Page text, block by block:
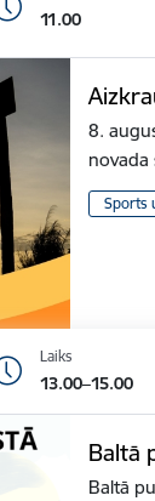
11.00
8.
Sports
Laiks
13.00–15.00
Baltā
Baltā